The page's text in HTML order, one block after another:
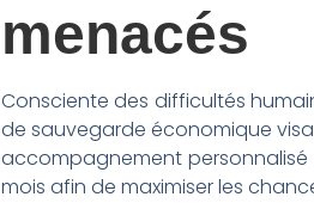
menacés
Consciente des difficultés
de sauvegarde économique
accompagnement
mois afin de maximiser les